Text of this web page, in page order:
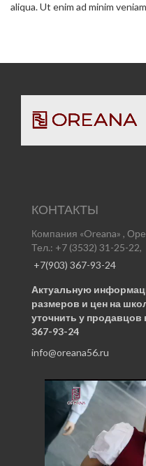
aliqua. Ut enim ad minim
КОНТАКТЫ
Компания «Oreana» ,
Тел.: +7 (3532) 31-25-22,
+7(903) 367-93-24
Актуальную
размеров и цен на
уточнить у продавцов
367-93-24
info@oreana56.ru